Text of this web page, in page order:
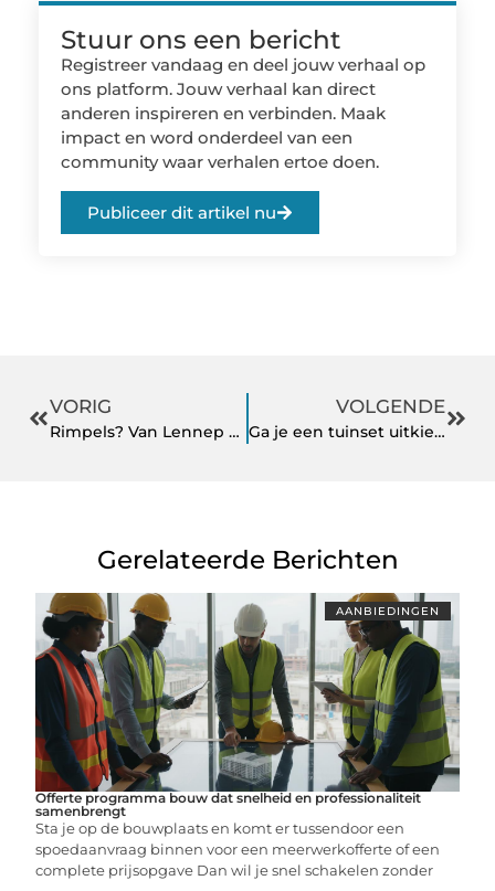
Stuur ons een bericht
Registreer vandaag en deel jouw verhaal op
ons platform. Jouw verhaal kan direct
anderen inspireren en verbinden. Maak
impact en word onderdeel van een
community waar verhalen ertoe doen.
Publiceer dit artikel nu
VORIG
Rimpels? Van Lennep Kliniek help u met een behandeling op maat
VOLGENDE
Ga je een tuinset uitkiezen? Let dan op deze dingen!
Gerelateerde Berichten
AANBIEDINGEN
Offerte programma bouw dat snelheid en professionaliteit
samenbrengt
Sta je op de bouwplaats en komt er tussendoor een
spoedaanvraag binnen voor een meerwerkofferte of een
complete prijsopgave Dan wil je snel schakelen zonder